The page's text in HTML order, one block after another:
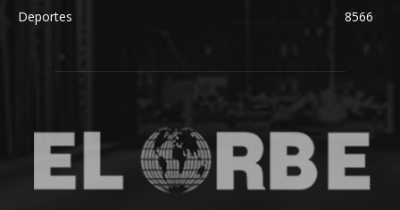
Deportes
8566